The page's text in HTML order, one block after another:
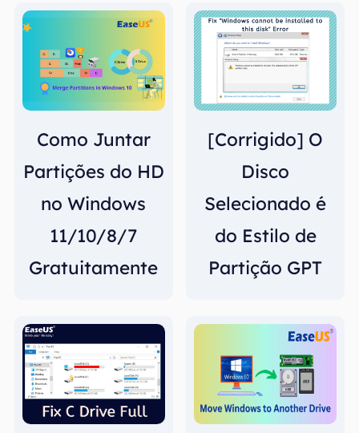
Como Juntar
Partições do HD
no Windows
11/10/8/7
Gratuitamente
[Corrigido] O
Disco
Selecionado é
do Estilo de
Partição GPT